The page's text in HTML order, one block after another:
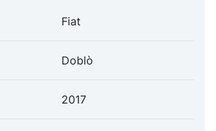
Fiat
Doblò
2017